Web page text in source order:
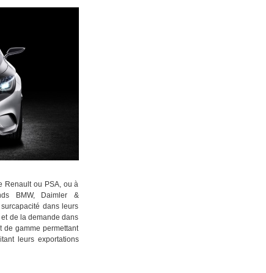
Renault ou PSA, ou à
BMW, Daimler &
dans leurs
de la demande dans
de gamme permettant
leurs exportations